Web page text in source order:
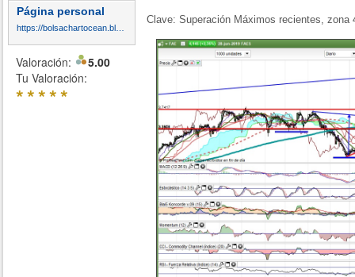
Página personal
Valoración:
5.00
Tu Valoración:
*****
Clave: Superación Máximos recientes, zona